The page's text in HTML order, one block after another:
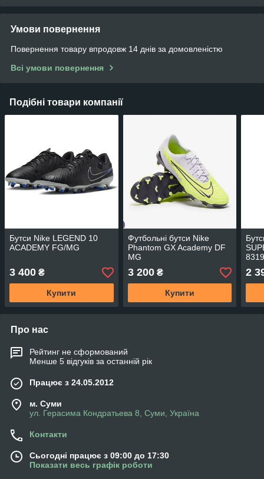
Умови повернення
Повернення товару впродовж 14 днів за домовленістю
Всі умови повернення
Подібні товари компанії
Бутси Nike LEGEND 10
ACADEMY FG/MG
3 400 ₴
Купити
Футбольні бутси Nike
Phantom GX Academy DF
MG
3 200₴
Купити
2
Про нас
Рейтинг не сформований
Менше 5 відгуків за останній рік
Працює з 24.05.2012
м. Суми
ул. Герасима Кондратьева 8, Суми, Україна
Контакти
Сьогодні працює з 09:00 до 17:30
Показати весь графік роботи